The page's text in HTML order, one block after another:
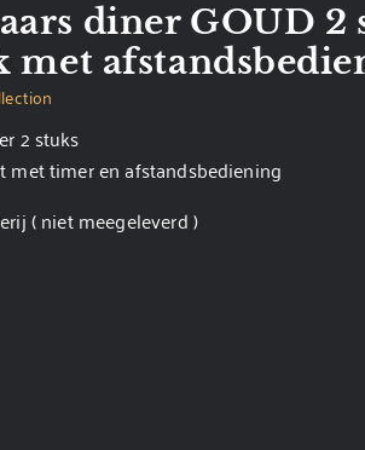
diner GOUD 2
met
2 stuks
met timer en afstandsbediening
( niet meegeleverd )